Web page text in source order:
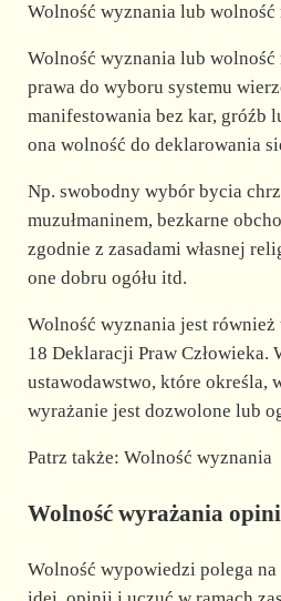
Wolność wyznania lub
Wolność wyznania lub
prawa do wyboru systemu
manifestowania bez kar, gróźb
ona wolność do deklarowania
Np. swobodny wybór bycia
muzułmaninem, bezkarne
zgodnie z zasadami własnej
one dobru ogółu itd.
Wolność wyznania jest
18 Deklaracji Praw Człowieka.
ustawodawstwo, które określa,
wyrażanie jest dozwolone lub
Patrz także: Wolność wyznania
Wolność wyrażania
Wolność wypowiedzi polega